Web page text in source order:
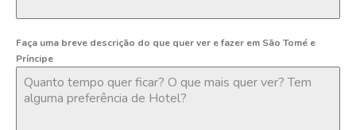
Faça uma breve descrição do que quer ver e fazer em São Tomé e
Príncipe